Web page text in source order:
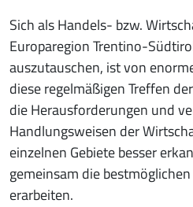
Sich als Handels- bzw.
Europaregion Trentino-
auszutauschen, ist von
diese regelmäßigen Treffen
die Herausforderungen und
Handlungsweisen der
einzelnen Gebiete besser
gemeinsam die
erarbeiten.